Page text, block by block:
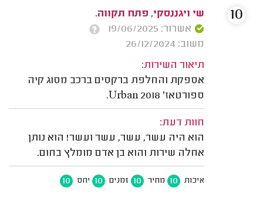
שי ויגננסקי, פתח תקווה.
אשרור: 19/06/2025
משוב: 26/12/2024
תיאור השירות:
אספקת והחלפת ברקסים ברכב מסוג קיה
ספורטאז' Urban 2018.
חוות דעת:
הוא היה עשר, עשר, עשר ועשר! הוא נותן
אחלה שירות והוא בן אדם מומלץ בחום.
איכות 10 מחיר 10 זמנים 10 יחס 10
10